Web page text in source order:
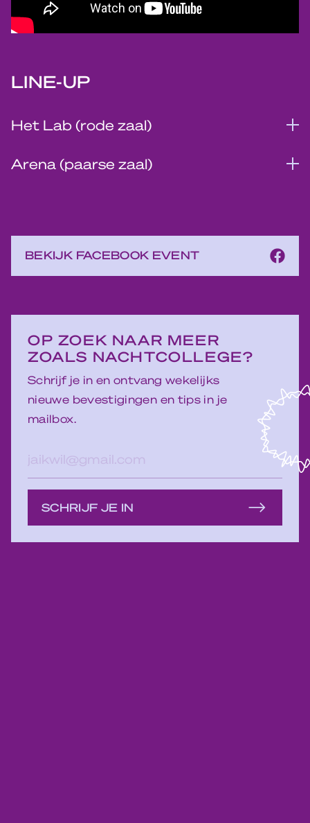
LINE-UP
Het Lab (rode zaal)
Arena (paarse zaal)
BEKIJK FACEBOOK EVENT
OP ZOEK NAAR MEER
ZOALS NACHTCOLLEGE?
Schrijf je in en ontvang wekelijks
nieuwe bevestigingen en tips in je
mailbox.
mailadres
SCHRIJF JE IN